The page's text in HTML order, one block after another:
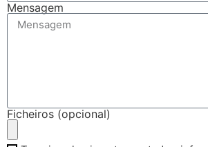
Mensagem
Ficheiros (opcional)